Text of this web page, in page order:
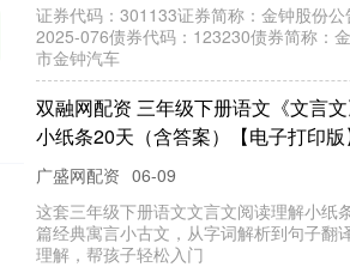
证券代码：301133证券简称：金钟股份公
2025-076债券代码：123230债券简称：
市金钟汽车
双融网配资 三年级下册语文《文言
小纸条20天（含答案）【电子打印版
广盛网配资 06-09
这套三年级下册语文文言文阅读理解小纸
篇经典寓言小古文，从字词解析到句子翻
理解，帮孩子轻松入门